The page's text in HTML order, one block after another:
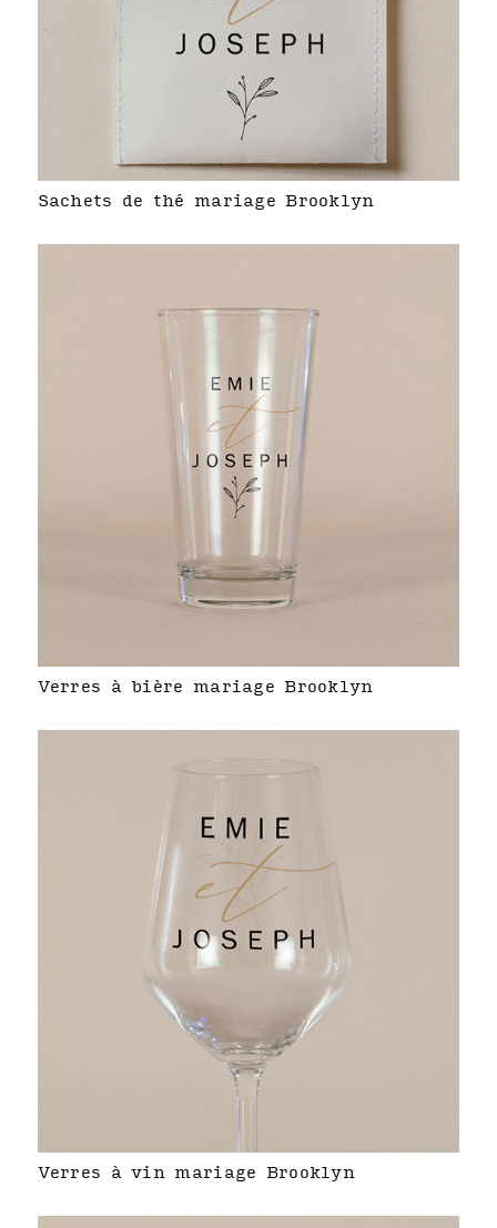
Sachets de thé mariage Brooklyn
Verres à bière mariage Brooklyn
Verres à vin mariage Brooklyn